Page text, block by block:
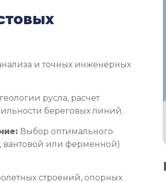
и точных инженерных
русла, расчет
береговых линий.
Выбор оптимального
вантовой или ферменной)
строений, опорных